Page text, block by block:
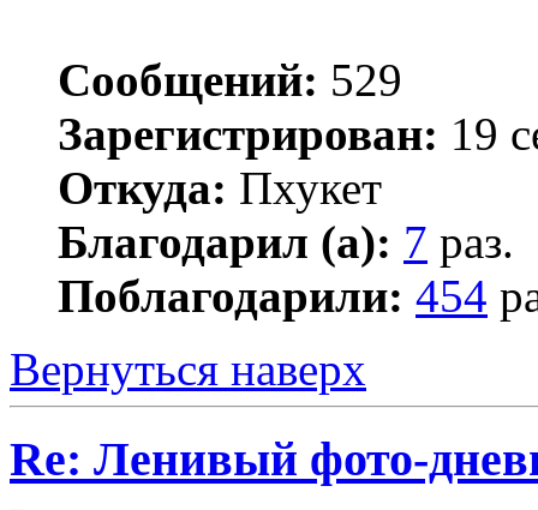
Сообщений: 529
Зарегистрирован: 19
Откуда: Пхукет
Благодарил (а): 7 раз.
Поблагодарили: 454
Вернуться наверх
Re: Ленивый фото-